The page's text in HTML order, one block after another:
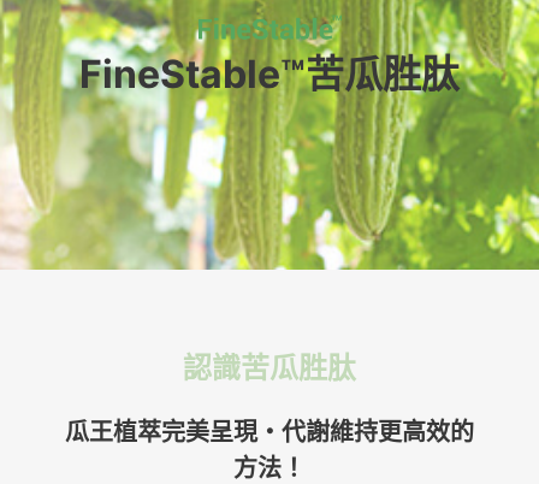
FineStable™苦瓜胜肽
認識苦瓜胜肽
瓜王植萃完美呈現・代謝維持更高效的
方法！